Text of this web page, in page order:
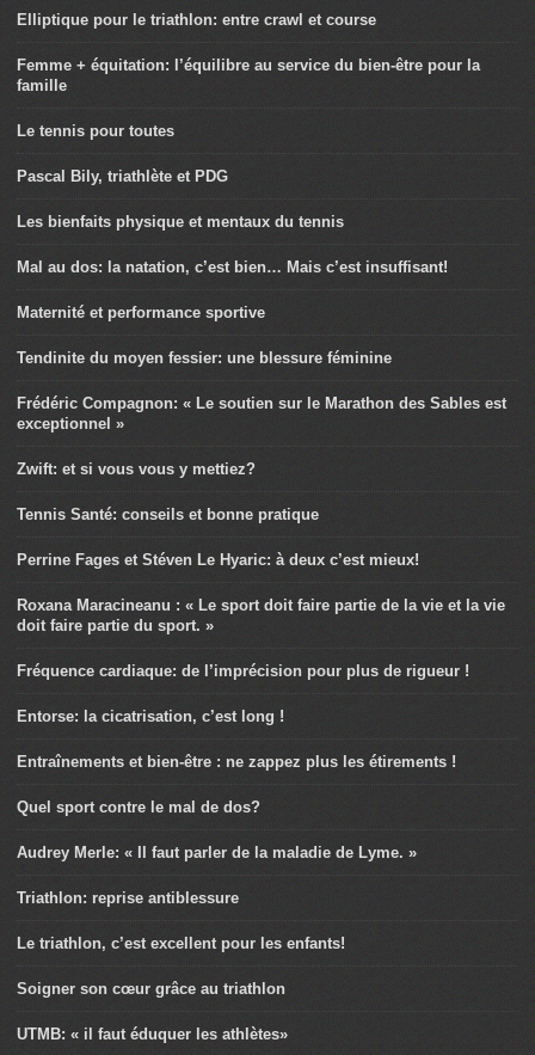
Elliptique pour le triathlon: entre crawl et course
Femme + équitation: l’équilibre au service du bien-être pour la
famille
Le tennis pour toutes
Pascal Bily, triathlète et PDG
Les bienfaits physique et mentaux du tennis
Mal au dos: la natation, c’est bien… Mais c’est insuffisant!
Maternité et performance sportive
Tendinite du moyen fessier: une blessure féminine
Frédéric Compagnon: « Le soutien sur le Marathon des Sables est
exceptionnel »
Zwift: et si vous vous y mettiez?
Tennis Santé: conseils et bonne pratique
Perrine Fages et Stéven Le Hyaric: à deux c’est mieux!
Roxana Maracineanu : « Le sport doit faire partie de la vie et la vie
doit faire partie du sport. »
Fréquence cardiaque: de l’imprécision pour plus de rigueur !
Entorse: la cicatrisation, c’est long !
Entraînements et bien-être : ne zappez plus les étirements !
Quel sport contre le mal de dos?
Audrey Merle: « Il faut parler de la maladie de Lyme. »
Triathlon: reprise antiblessure
Le triathlon, c’est excellent pour les enfants!
Soigner son cœur grâce au triathlon
UTMB: « il faut éduquer les athlètes»